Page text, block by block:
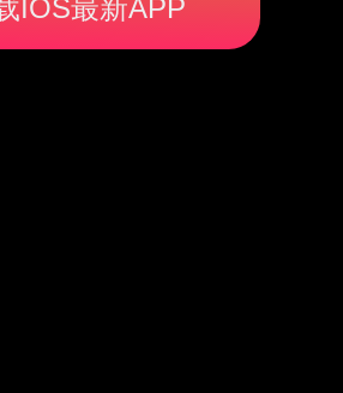
IOS最新APP